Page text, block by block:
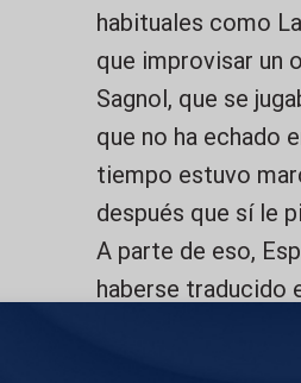
habituales como
que improvisar un
Sagnol, que se
que no ha echado
tiempo estuvo
después que sí le
A parte de eso,
haberse traducido